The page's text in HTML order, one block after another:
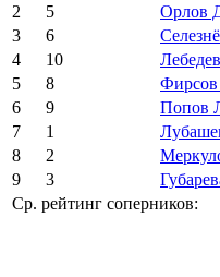
2
5 Орлов
3
6
4
10
5
8 Фирсов
6
9 Попов
7
1
8
2
9
3
Ср. рейтинг соперников: